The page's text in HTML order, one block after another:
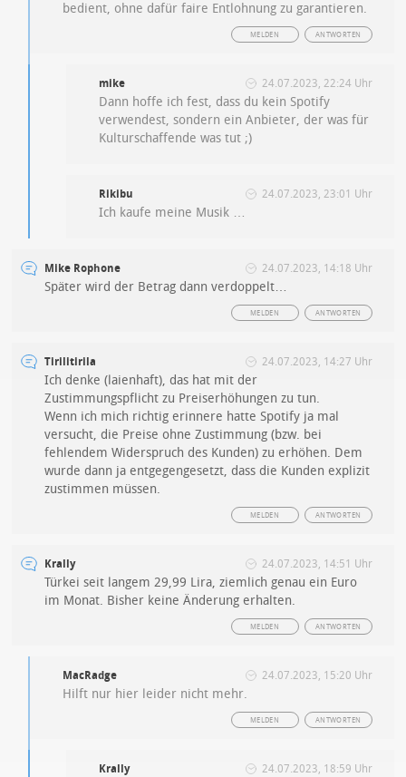
bedient, ohne dafür faire Entlohnung zu garantieren.
ANTWORTEN
MELDEN
mike 24.07.2023, 22:24 Uhr
Dann hoffe ich fest, dass du kein Spotify
verwendest, sondern ein Anbieter, der was für
Kulturschaffende was tut ;)
Rikibu 24.07.2023, 23:01 Uhr
Ich kaufe meine Musik …
Mike Rophone 24.07.2023, 14:18 Uhr
Später wird der Betrag dann verdoppelt…
ANTWORTEN
MELDEN
Tirilitirila 24.07.2023, 14:27 Uhr
Ich denke (laienhaft), das hat mit der
Zustimmungspflicht zu Preiserhöhungen zu tun.
Wenn ich mich richtig erinnere hatte Spotify ja mal
versucht, die Preise ohne Zustimmung (bzw. bei
fehlendem Widerspruch des Kunden) zu erhöhen. Dem
wurde dann ja entgegengesetzt, dass die Kunden explizit
zustimmen müssen.
ANTWORTEN
MELDEN
Krally 24.07.2023, 14:51 Uhr
Türkei seit langem 29,99 Lira, ziemlich genau ein Euro
im Monat. Bisher keine Änderung erhalten.
ANTWORTEN
MELDEN
MacRadge 24.07.2023, 15:20 Uhr
Hilft nur hier leider nicht mehr.
ANTWORTEN
MELDEN
Krally 24.07.2023, 18:59 Uhr